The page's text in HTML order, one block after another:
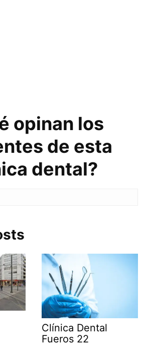
opinan los
de esta
dental?
Clínica Dental
Fueros 22